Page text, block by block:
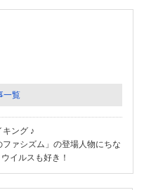
一覧
ング ♪
ァシズム」の登場人物にちな
イルスも好き！